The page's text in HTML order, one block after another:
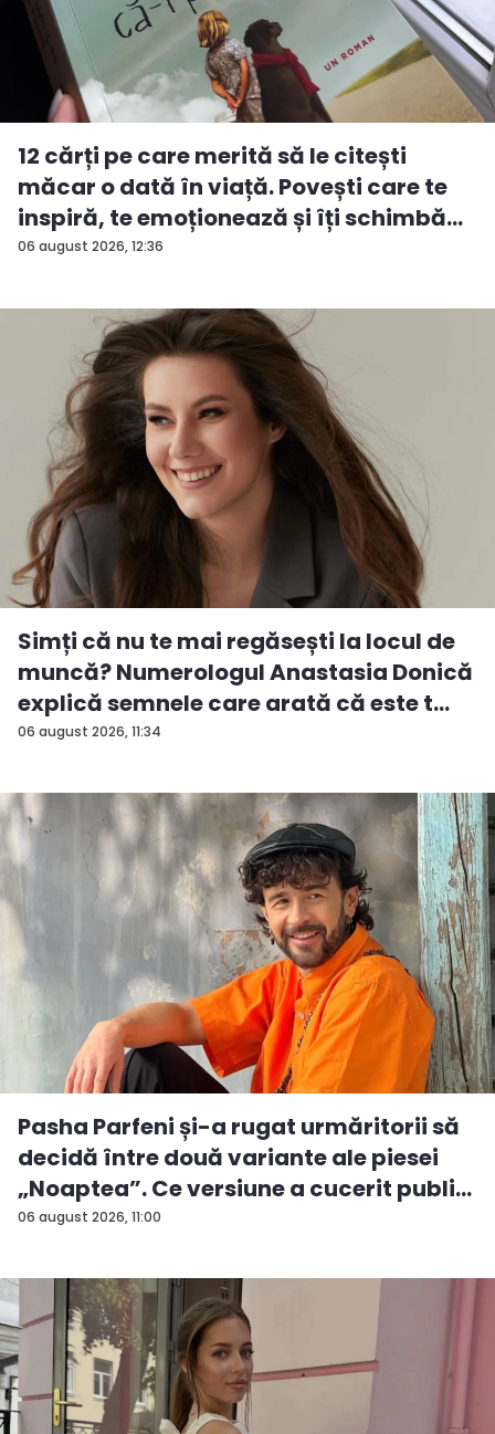
06 august 2026, 12:36
12 cărți pe care merită să le citești
măcar o dată în viață. Povești care te
inspiră, te emoționează și îți schimbă...
06 august 2026, 11:34
Simți că nu te mai regăsești la locul de
muncă? Numerologul Anastasia Donică
explică semnele care arată că este t...
06 august 2026, 11:00
Pasha Parfeni și-a rugat urmăritorii să
decidă între două variante ale piesei
„Noaptea”. Ce versiune a cucerit publi...